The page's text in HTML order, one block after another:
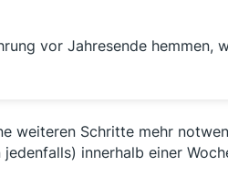
vor Jahresende hemmen,
weiteren Schritte mehr
innerhalb einer